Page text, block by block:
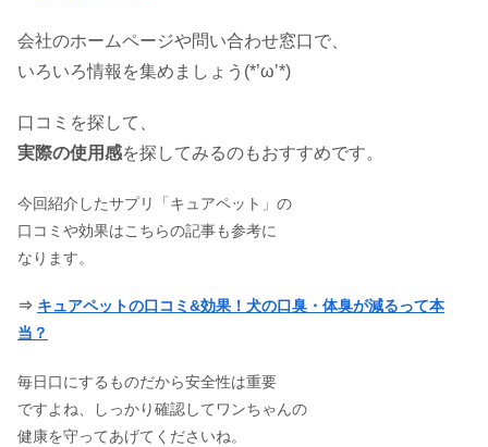
会社のホームページや問い合わせ窓口で、
いろいろ情報を集めましょう(*’ω’*)
口コミを探して、
実際の使用感を探してみるのもおすすめです。
今回紹介したサプリ「キュアペット」の
口コミや効果はこちらの記事も参考に
なります。
⇒ キュアペットの口コミ&効果！犬の口臭・体臭が減るって本
当？
毎日口にするものだから安全性は重要
ですよね、しっかり確認してワンちゃんの
健康を守ってあげてくださいね。